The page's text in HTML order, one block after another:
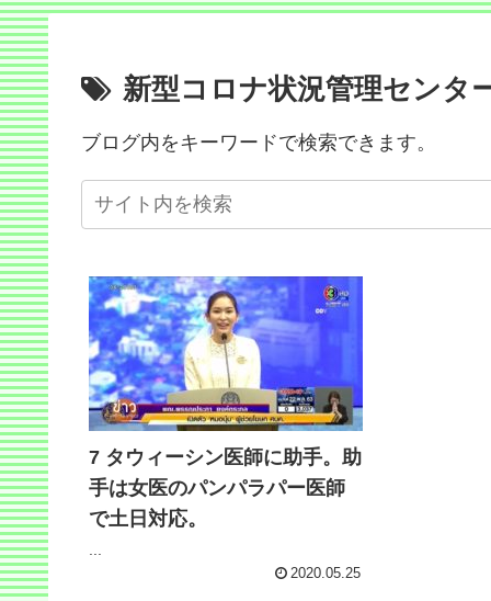
新型コロナ状況管理センタ
ブログ内をキーワードで検索できます。
7 タウィーシン医師に助手。助
手は女医のパンパラパー医師
で土日対応。
2020.05.25